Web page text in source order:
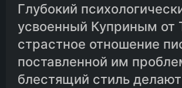
Глубокий
усвоенный Куприным от
страстное отношение
поставленной им
блестящий стиль делают